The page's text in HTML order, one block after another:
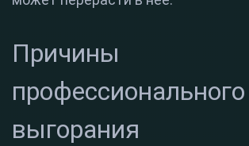
Причины
профессионального
выгорания